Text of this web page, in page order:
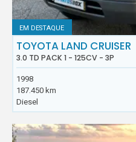
EM DESTAQUE
TOYOTA LAND CRUISER
3.0 TD PACK 1 - 125CV - 3P
1998
187.450 km
Diesel